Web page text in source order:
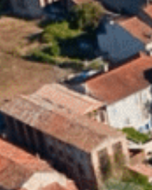
Accueil